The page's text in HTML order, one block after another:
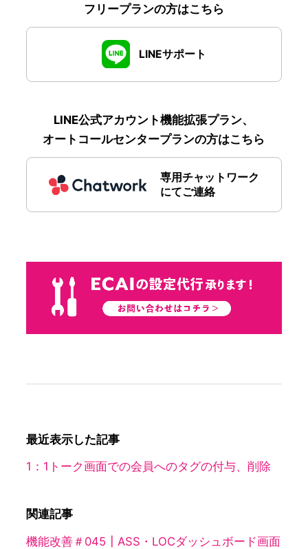
フリープランの方はこちら
LINEサポート
LINE公式アカウント機能拡張プラン、
オートコールセンタープランの方はこちら
専用チャットワーク
にてご連絡
最近表示した記事
1：1トーク画面での会員へのタグの付与、削除
関連記事
機能改善＃045┃ASS・LOCダッシュボード画面